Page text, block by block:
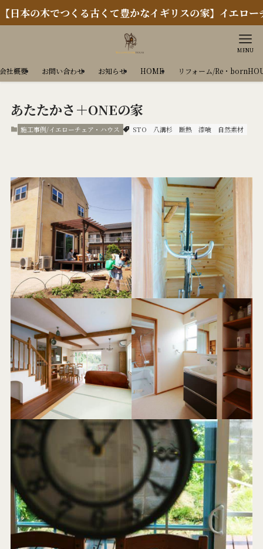
木でつくる古くて豊かなイギリスの家】イエローチェア
MENU
会社概要 お問い合わせ お知らせ HOME リフォーム/Re・
あたたかさ＋ONEの家
施工事例/イエローチェア・ハウス STO 八溝杉 断熱 漆喰 自然素材